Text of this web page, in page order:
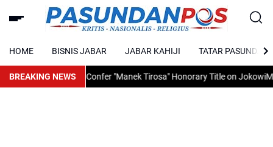
HOME BISNIS JABAR JABAR KAHIJI TATAR PASUNDAN
BREAKING NEWS
Prepares to Confer "Manek Tirosa" Honorary Title on Jokowi